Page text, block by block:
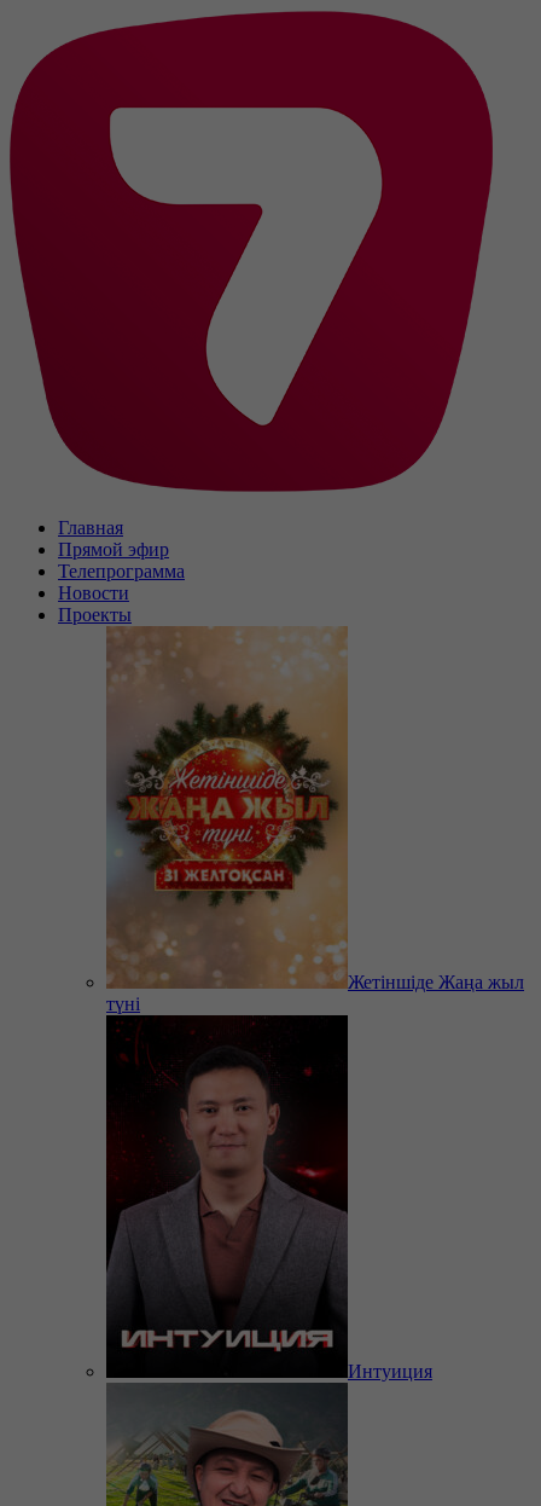
Главная
Прямой эфир
Телепрограмма
Новости
Проекты
Жетіншіде Жаңа жыл
түні
Интуиция